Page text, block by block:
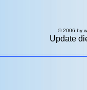
© 2006 by
Update